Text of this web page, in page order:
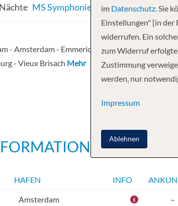
MS Symphonie
- Amsterdam - Emmerich-am-Rhein - Cologne -
- Vieux Brisach Mehr
HAFEN INFO
Amsterdam –
im Datenschutz.Sie
Einstellungen" [in der
widerrufen. Ein
zum Widerruf
Zustimmung
werden, nur
Impressum
Ablehnen